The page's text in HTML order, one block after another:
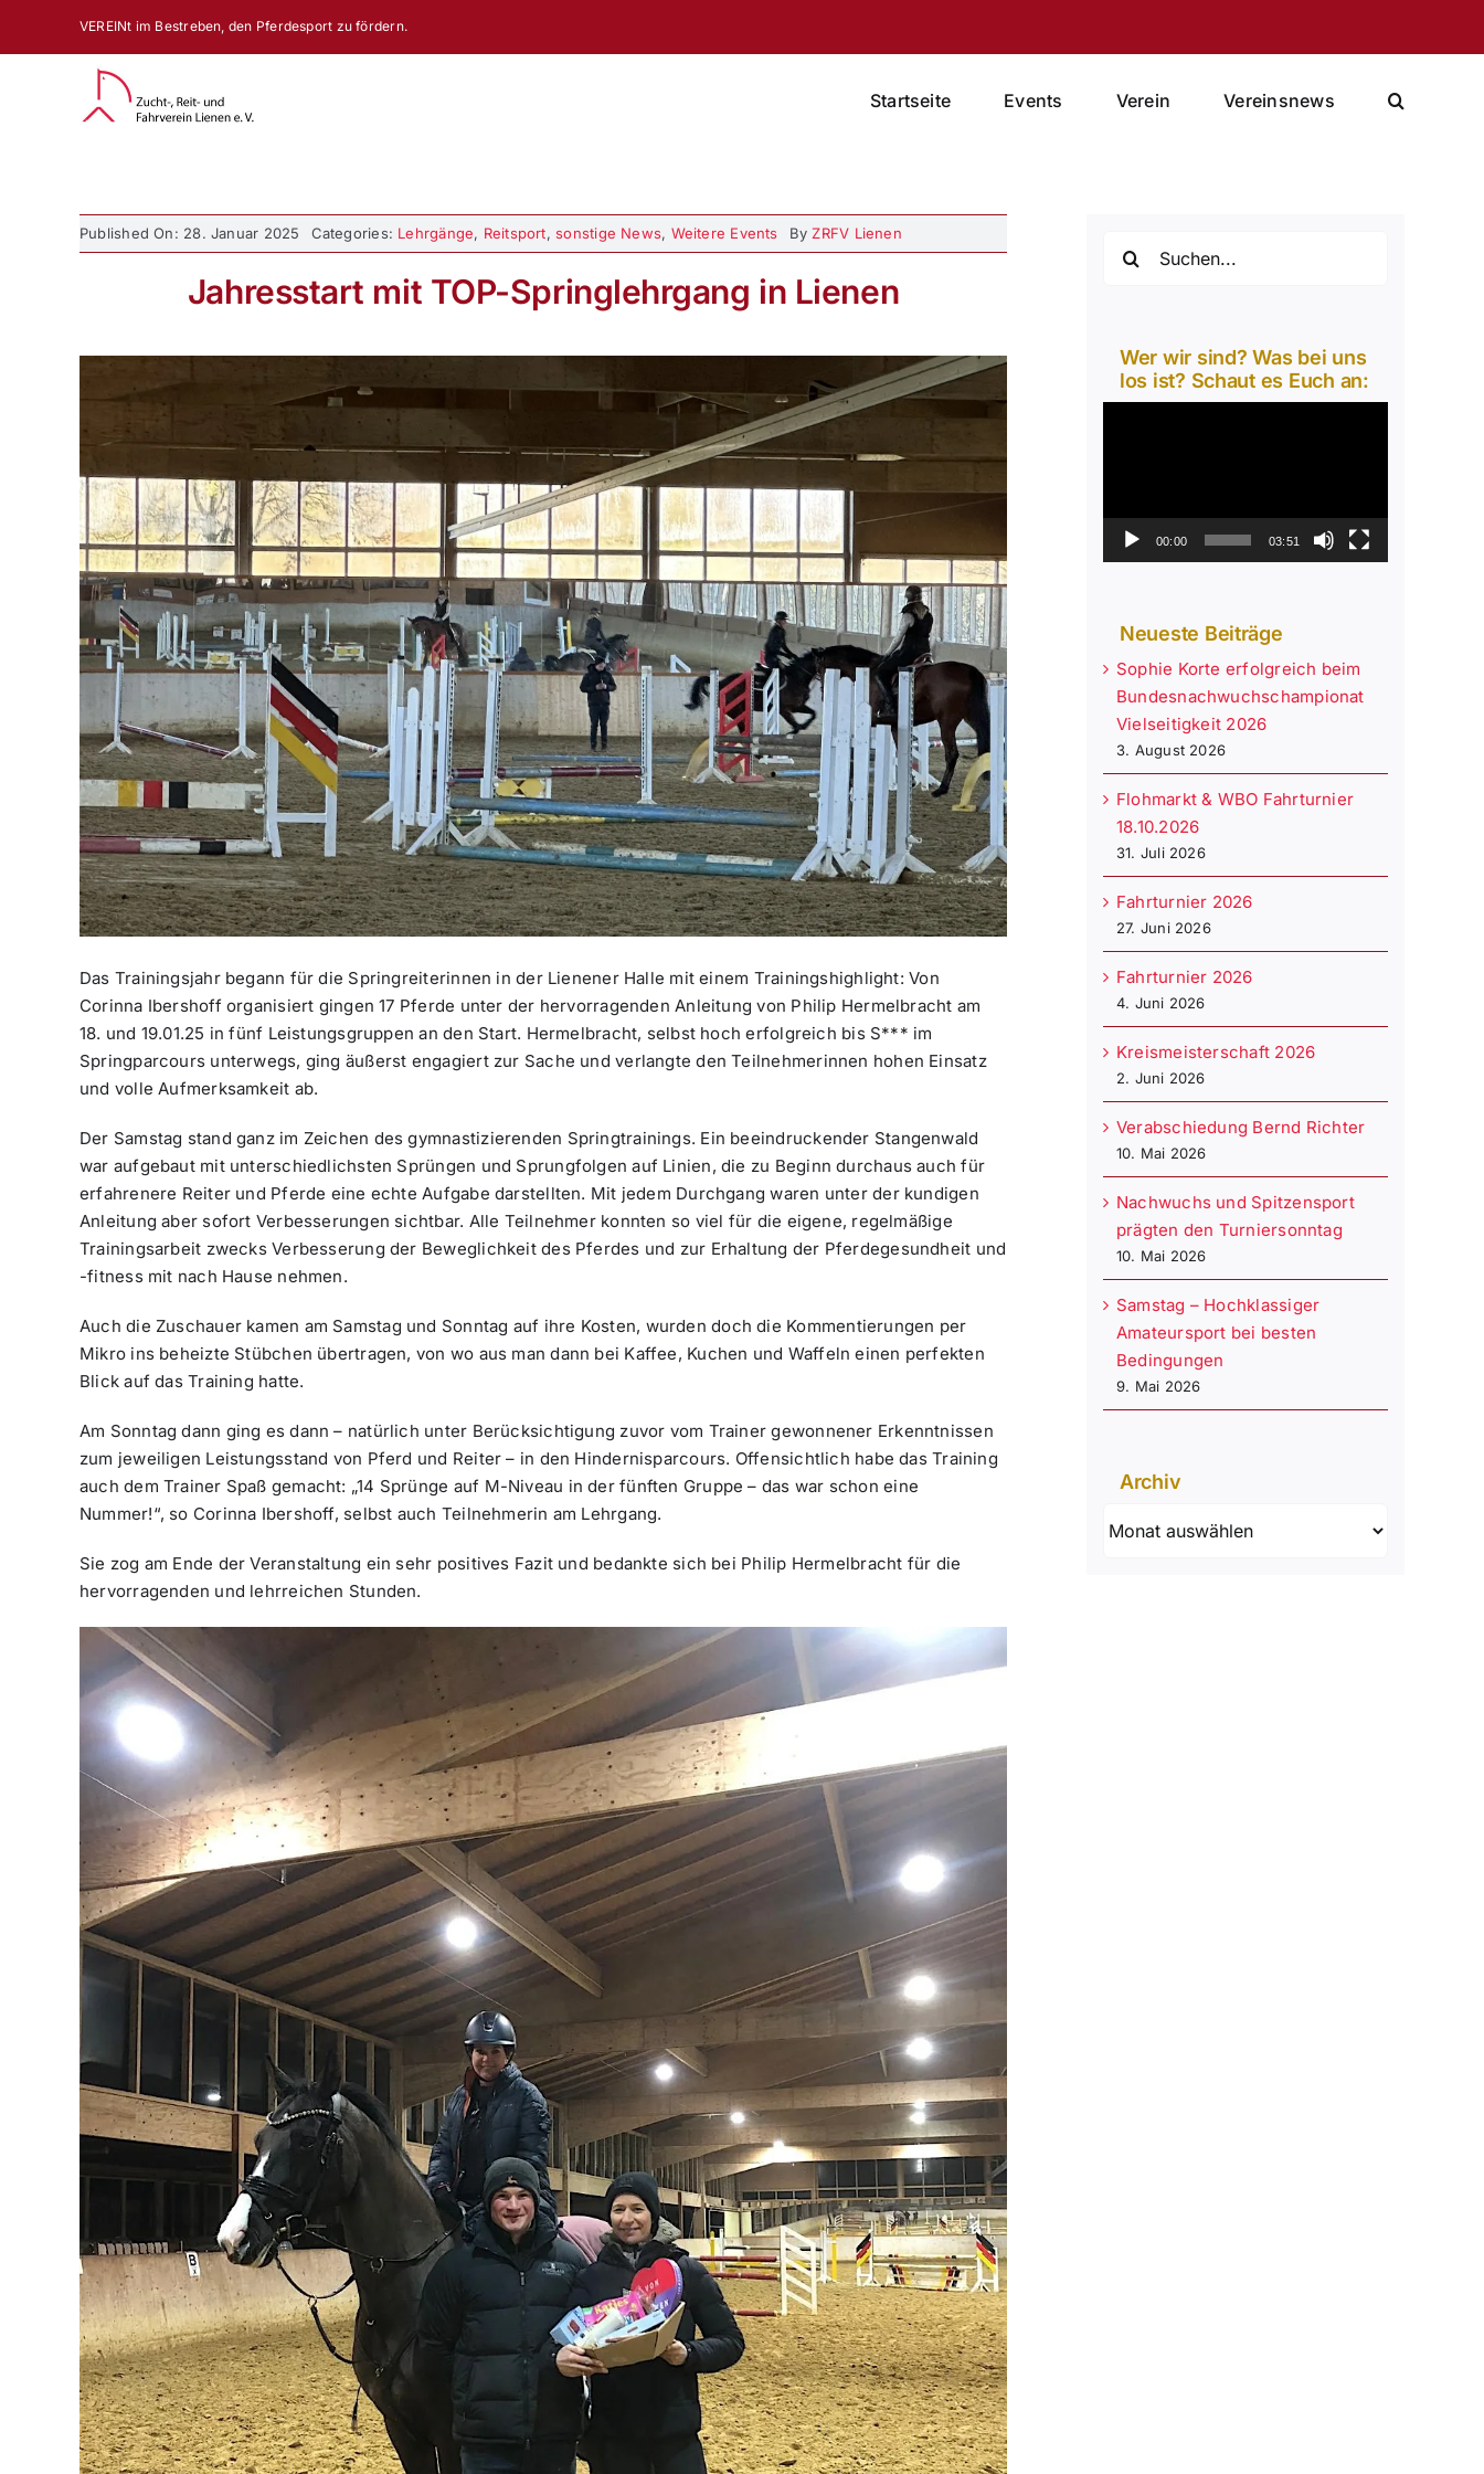
VEREINt im Bestreben, den Pferdesport zu fördern.
Startseite Events Verein Vereinsnews
Published On: 28. Januar 2025 Categories: Lehrgänge, Reitsport,sonstige News, Weitere Events ByZRFV Lienen
Jahresstart mit TOP-Springlehrgang in Lienen
Das Trainingsjahr begann für die Springreiterinnen in der Lienener Halle mit einem Trainingshighlight: Von
Corinna Ibershoff organisiert gingen 17 Pferde unter der hervorragenden Anleitung von Philip Hermelbracht am
18. und 19.01.25 in fünf Leistungsgruppen an den Start. Hermelbracht, selbst hoch erfolgreich bis S*** im
Springparcours unterwegs, ging äußerst engagiert zur Sache und verlangte den Teilnehmerinnen hohen Einsatz
und volle Aufmerksamkeit ab.
Der Samstag stand ganz im Zeichen des gymnastizierenden Springtrainings. Ein beeindruckender Stangenwald
war aufgebaut mit unterschiedlichsten Sprüngen und Sprungfolgen auf Linien, die zu Beginn durchaus auch für
erfahrenere Reiter und Pferde eine echte Aufgabe darstellten. Mit jedem Durchgang waren unter der kundigen
Anleitung aber sofort Verbesserungen sichtbar. Alle Teilnehmer konnten so viel für die eigene, regelmäßige
Trainingsarbeit zwecks Verbesserung der Beweglichkeit des Pferdes und zur Erhaltung der Pferdegesundheit und
-fitness mit nach Hause nehmen.
Auch die Zuschauer kamen am Samstag und Sonntag auf ihre Kosten, wurden doch die Kommentierungen per
Mikro ins beheizte Stübchen übertragen, von wo aus man dann bei Kaffee, Kuchen und Waffeln einen perfekten
Blick auf das Training hatte.
Am Sonntag dann ging es dann – natürlich unter Berücksichtigung zuvor vom Trainer gewonnener Erkenntnissen
zum jeweiligen Leistungsstand von Pferd und Reiter – in den Hindernisparcours. Offensichtlich habe das Training
auch dem Trainer Spaß gemacht: „14 Sprünge auf M-Niveau in der fünften Gruppe – das war schon eine
Nummer!“, so Corinna Ibershoff, selbst auch Teilnehmerin am Lehrgang.
Sie zog am Ende der Veranstaltung ein sehr positives Fazit und bedankte sich bei Philip Hermelbracht für die
hervorragenden und lehrreichen Stunden.
nach:
Wer wir sind? Was bei uns
los ist? Schaut es Euch an:
00:00 03:51
Neueste Beiträge
Sophie Korte erfolgreich beim
Bundesnachwuchschampionat
Vielseitigkeit 2026
3. August 2026
Flohmarkt & WBO Fahrturnier
18.10.2026
31. Juli 2026
Fahrturnier 2026
27. Juni 2026
Fahrturnier 2026
4. Juni 2026
Kreismeisterschaft 2026
2. Juni 2026
Verabschiedung Bernd Richter
10. Mai 2026
Nachwuchs und Spitzensport
prägten den Turniersonntag
10. Mai 2026
Samstag – Hochklassiger
Amateursport bei besten
Bedingungen
9. Mai 2026
Archiv